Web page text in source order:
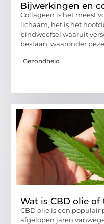
Bijwerkingen en
Collageen is het meest
lichaam, het is het
bindweefsel waaruit
bestaan, waaronder
Gezondheid
Wat is CBD olie
CBD olie is een
afgelopen jaren